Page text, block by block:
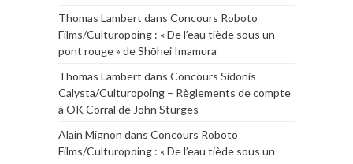
Thomas Lambert dans Concours Roboto
Films/Culturopoing : « De l’eau tiède sous un
pont rouge » de Shōhei Imamura
Thomas Lambert dans Concours Sidonis
Calysta/Culturopoing – Règlements de compte
à OK Corral de John Sturges
Alain Mignon dans Concours Roboto
Films/Culturopoing : « De l’eau tiède sous un